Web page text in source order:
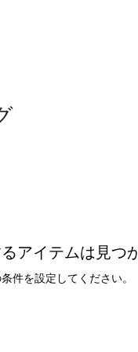
アイテムは見つ
件を設定してください。